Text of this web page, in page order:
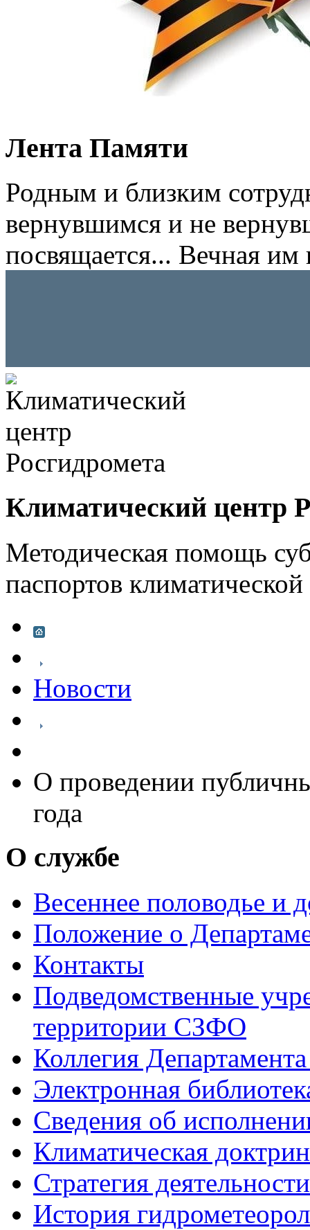
Лента Памяти
Родным и близким
вернувшимся и не
посвящается... Вечная им
Климатический центр
Методическая помощь
паспортов
Новости
О проведении
года
О службе
Весеннее половодье и
Положение о
Контакты
Подведомственные
территории СЗФО
Коллегия
Электронная
Сведения об
Климатическая
Стратегия деятельности
История